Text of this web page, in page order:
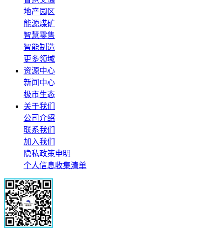
地产园区
能源煤矿
智慧零售
智能制造
更多领域
资源中心
新闻中心
极市生态
关于我们
公司介绍
联系我们
加入我们
隐私政策申明
个人信息收集清单